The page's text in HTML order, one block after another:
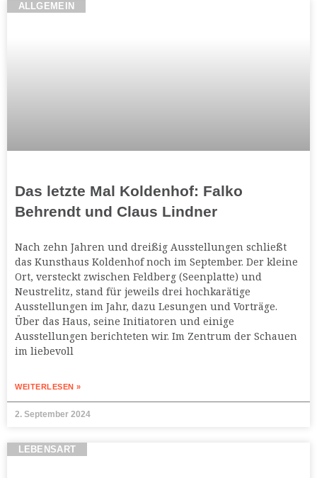
ALLGEMEIN
Das letzte Mal Koldenhof: Falko
Behrendt und Claus Lindner
Nach zehn Jahren und dreißig Ausstellungen schließt
das Kunsthaus Koldenhof noch im September. Der kleine
Ort, versteckt zwischen Feldberg (Seenplatte) und
Neustrelitz, stand für jeweils drei hochkarätige
Ausstellungen im Jahr, dazu Lesungen und Vorträge.
Über das Haus, seine Initiatoren und einige
Ausstellungen berichteten wir. Im Zentrum der Schauen
im liebevoll
WEITERLESEN »
2. September 2024
LEBENSART